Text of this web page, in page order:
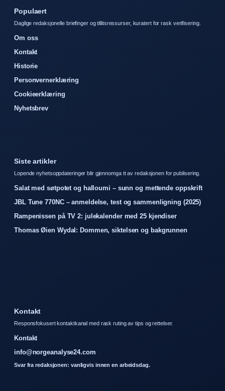
Populaert
Daglige redaksjonelle briefinger og tillitsressurser, kuratert for rask verifisering.
Om oss
Kontakt
Historie
Personvernerklæring
Cookieerklæring
Nyhetsbrev
Siste artikler
Lopende nyhetsoppdateringer blir gjennomga tt av redaksjonen for publisering.
Salat med søtpotet og halloumi – sunn og mettende oppskrift
JBL Tune 770NC – anmeldelse, test og sammenligning (2025)
Rampenissen på TV 2: julekalender med 25 kjendiser
Thomas Øien Wydal: Dommen, siktelsen og bakgrunnen
Kontakt
Responsfokusert kontaktkanal med rask ruting av tips og rettelser.
Kontakt
info@norgeanalyse24.com
Svar fra redaksjonen: vanligvis innen en arbeidsdag.